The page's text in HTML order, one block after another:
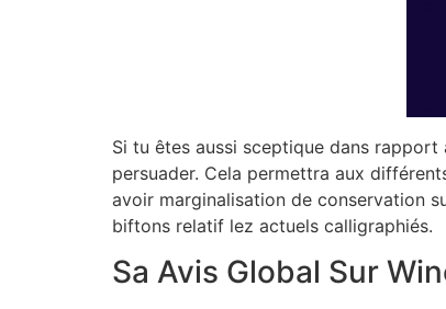
Si tu êtes aussi sceptique dans
persuader. Cela permettra aux
avoir marginalisation de conservation
biftons relatif lez actuels calligraphiés.
Sa Avis Global Sur